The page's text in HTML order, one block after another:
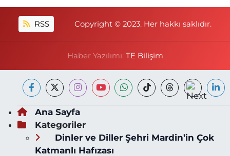
RSS Copyright © 2023. Her hakkı saklıdır.
Haber Yazılımı: TE Bilişim
Ana Sayfa
Kategoriler
Dinler ve Diller Şehri Mardin’in Çok
Katmanlı Hafızası